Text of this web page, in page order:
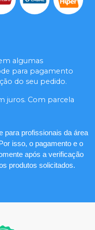
algumas
para pagamento
do seu pedido.
juros. Com parcela
para profissionais da área
isso, o pagamento e o
após a verificação
produtos solicitados.